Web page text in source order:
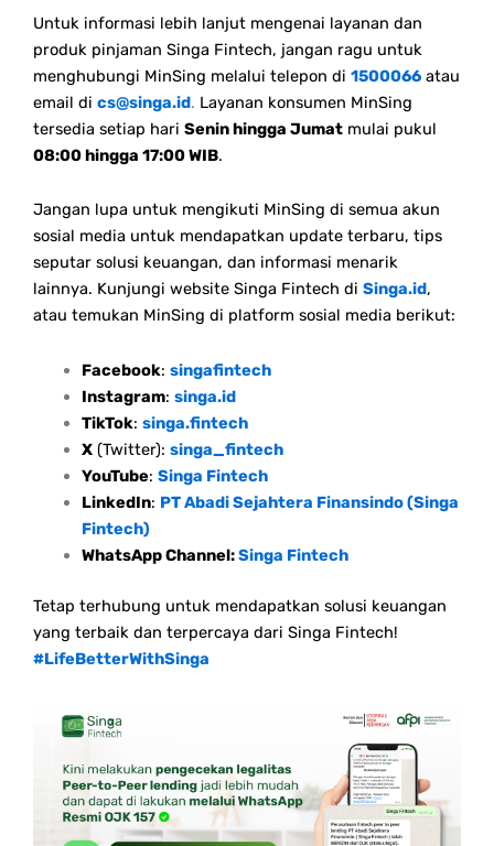
Untuk informasi lebih lanjut mengenai layanan dan
produk pinjaman Singa Fintech, jangan ragu untuk
menghubungi MinSing melalui telepon di 1500066 atau
email di cs@singa.id. Layanan konsumen MinSing
tersedia setiap hari Senin hingga Jumat mulai pukul
08:00 hingga 17:00 WIB.
Jangan lupa untuk mengikuti MinSing di semua akun
sosial media untuk mendapatkan update terbaru, tips
seputar solusi keuangan, dan informasi menarik
lainnya. Kunjungi website Singa Fintech di Singa.id,
atau temukan MinSing di platform sosial media berikut:
Facebook: singafintech
Instagram: singa.id
TikTok: singa.fintech
X(Twitter): singa_fintech
YouTube: Singa Fintech
LinkedIn: PT Abadi Sejahtera Finansindo (Singa
Fintech)
WhatsApp Channel:Singa Fintech
Tetap terhubung untuk mendapatkan solusi keuangan
yang terbaik dan terpercaya dari Singa Fintech!
#LifeBetterWithSinga